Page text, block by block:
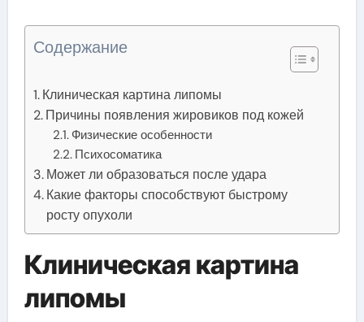
Содержание
Клиническая картина липомы
Причины появления жировиков под кожей
Физические особенности
Психосоматика
Может ли образоваться после удара
Какие факторы способствуют быстрому
росту опухоли
Клиническая картина
липомы